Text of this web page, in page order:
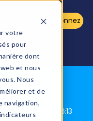
votre
pour
dont
et nous
Nous
et de
navigation,
Donnez
30 oct. 2025, 11:06:13